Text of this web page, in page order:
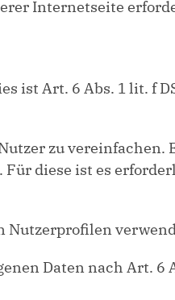
Internetseite
ist Art. 6 Abs. 1 lit. f
zu vereinfachen.
diese ist es
Nutzerprofilen
Daten nach Art. 6